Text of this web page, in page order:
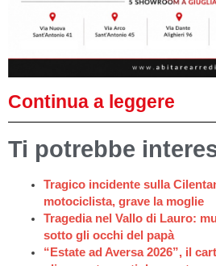
Continua a leggere
Ti potrebbe
Tragico incidente sulla
motociclista, grave la moglie
Tragedia nel Vallo di Lauro:
sotto gli occhi del papà
“Estate ad Aversa 2026”, il